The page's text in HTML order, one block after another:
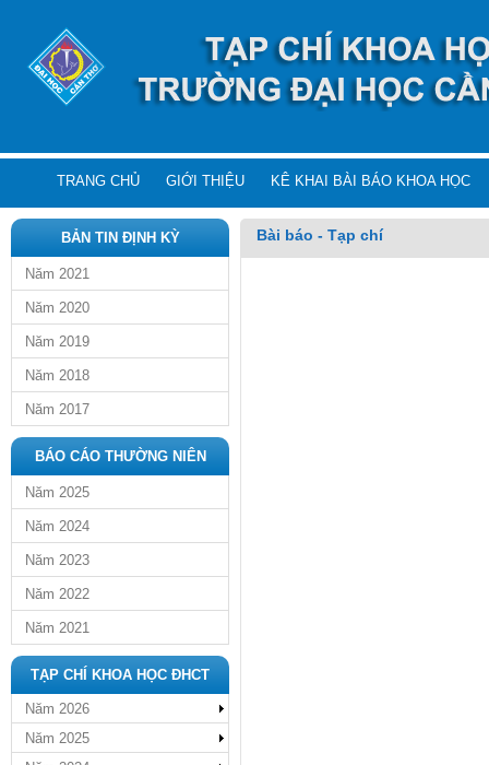
TRANG CHỦ GIỚI THIỆU KÊ KHAI BÀI BÁO KHOA HỌC
BẢN TIN ĐỊNH KỲ
Năm 2021
Năm 2020
Năm 2019
Năm 2018
Năm 2017
BÁO CÁO THƯỜNG NIÊN
Năm 2025
Năm 2024
Năm 2023
Năm 2022
Năm 2021
TẠP CHÍ KHOA HỌC ĐHCT
Năm 2026
Năm 2025
Bài báo - Tạp chí